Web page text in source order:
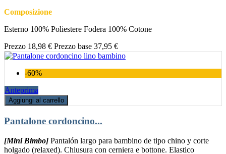
Composizione
Esterno 100% Poliestere Fodera 100% Cotone
Prezzo 18,98 € Prezzo base 37,95 €
-60%
Anteprima
Aggiungi al carrello
Pantalone cordoncino...
[Mini Bimbo] Pantalón largo para bambino de tipo chino y corte
holgado (relaxed). Chiusura con cerniera e bottone. Elastico